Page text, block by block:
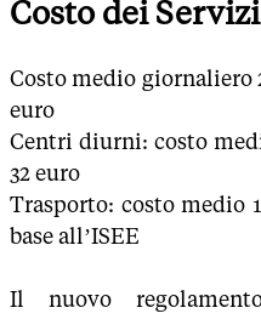
Costo dei
Costo medio giornaliero
euro
Centri diurni: costo
32 euro
Trasporto: costo medio
base all’ISEE
Il nuovo